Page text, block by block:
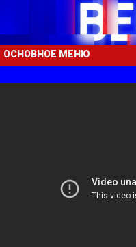
ОСНОВНОЕ МЕНЮ